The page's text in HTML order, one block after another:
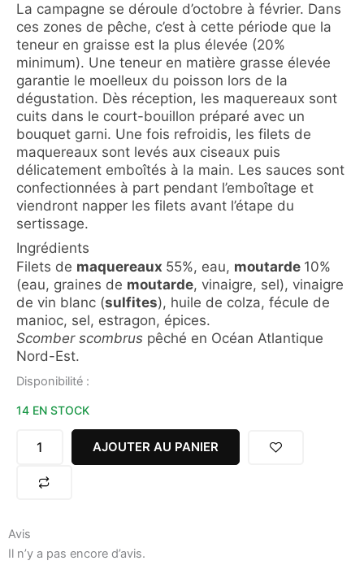
La campagne se déroule d’octobre à février. Dans
ces zones de pêche, c’est à cette période que la
teneur en graisse est la plus élevée (20%
minimum). Une teneur en matière grasse élevée
garantie le moelleux du poisson lors de la
dégustation. Dès réception, les maquereaux sont
cuits dans le court-bouillon préparé avec un
bouquet garni. Une fois refroidis, les filets de
maquereaux sont levés aux ciseaux puis
délicatement emboîtés à la main. Les sauces sont
confectionnées à part pendant l’emboîtage et
viendront napper les filets avant l’étape du
sertissage.
Ingrédients
Filets de maquereaux 55%, eau, moutarde 10%
(eau, graines de moutarde, vinaigre, sel), vinaigre
de vin blanc (sulfites), huile de colza, fécule de
manioc, sel, estragon, épices.
Scomber scombrus pêché en Océan Atlantique
Nord-Est.
Disponibilité :
14 EN STOCK
quantité
FILET
MAQUEREAUX
MOUTARDE
COMPAGNIE
AJOUTER AU PANIER
Avis
Il n’y a pas encore d’avis.